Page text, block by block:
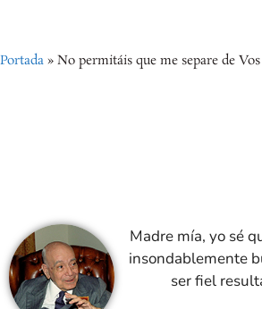
Portada » No permitáis que me separe de Vos
Madre mía, yo sé
insondablemente
ser fiel